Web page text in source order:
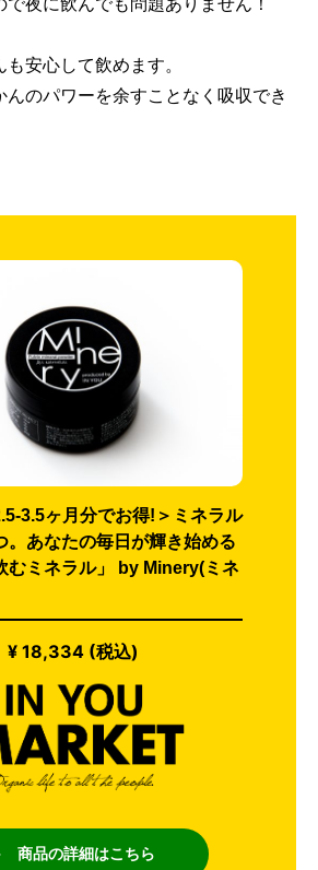
安心して飲めます。
んのパワーを余すことなく吸収でき
3.5ヶ月分でお得!＞ミネラル
。あなたの毎日が輝き始める
むミネラル」 by Minery(ミネ
¥ 18,334 (税込)
商品の詳細はこちら